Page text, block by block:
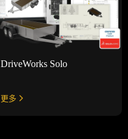
DriveWorks Solo
更多